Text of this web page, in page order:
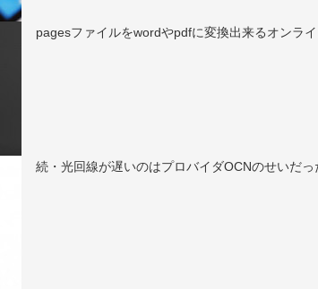
pagesファイルをwordやpdfに変換出来るオンラ
続・光回線が遅いのはプロバイダOCNのせいだっ